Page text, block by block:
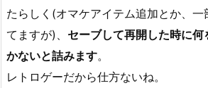
たらしく(オマケアイテム追加とか、一
てますが)、 セーブして再開した時に
かないと詰みます。
レトロゲーだから仕方ないね。